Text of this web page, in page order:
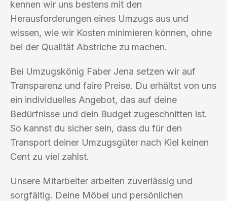
kennen wir uns bestens mit den
Herausforderungen eines Umzugs aus und
wissen, wie wir Kosten minimieren können, ohne
bei der Qualität Abstriche zu machen.
Bei Umzugskönig Faber Jena setzen wir auf
Transparenz und faire Preise. Du erhältst von uns
ein individuelles Angebot, das auf deine
Bedürfnisse und dein Budget zugeschnitten ist.
So kannst du sicher sein, dass du für den
Transport deiner Umzugsgüter nach Kiel keinen
Cent zu viel zahlst.
Unsere Mitarbeiter arbeiten zuverlässig und
sorgfältig. Deine Möbel und persönlichen